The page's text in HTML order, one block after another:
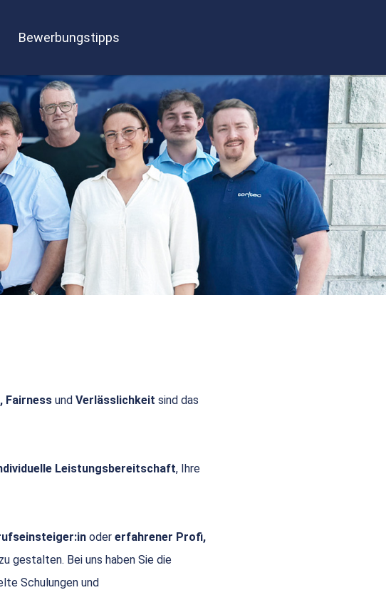
Bewerbungstipps
Fairness und Verlässlichkeit sind das
Leistungsbereitschaft, Ihre
oder erfahrener Profi,
gestalten. Bei uns haben Sie die
Schulungen und